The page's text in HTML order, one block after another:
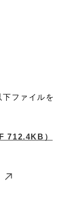
ファイルを
712.4KB）